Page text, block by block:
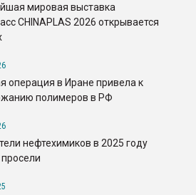
мировая выставка
CHINAPLAS 2026 открывается
операция в Иране привела к
полимеров в РФ
нефтехимиков в 2025 году